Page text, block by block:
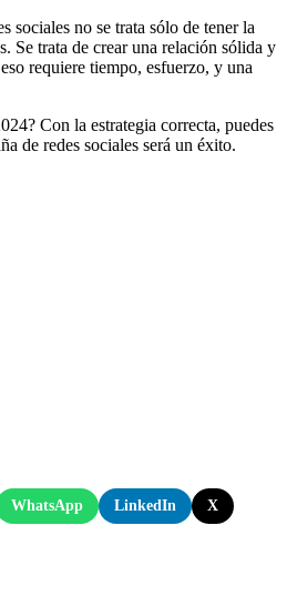
sociales no se trata sólo de tener la
Se trata de crear una relación sólida y
requiere tiempo, esfuerzo, y una
Con la estrategia correcta, puedes
de redes sociales será un éxito.
WhatsApp LinkedIn X